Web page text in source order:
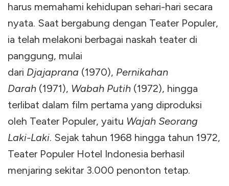
harus memahami kehidupan sehari-hari secara
nyata. Saat bergabung dengan Teater Populer,
ia telah melakoni berbagai naskah teater di
panggung, mulai
dari Djajaprana (1970), Pernikahan
Darah (1971), Wabah Putih (1972), hingga
terlibat dalam film pertama yang diproduksi
oleh Teater Populer, yaitu Wajah Seorang
Laki-Laki. Sejak tahun 1968 hingga tahun 1972,
Teater Populer Hotel Indonesia berhasil
menjaring sekitar 3.000 penonton tetap.